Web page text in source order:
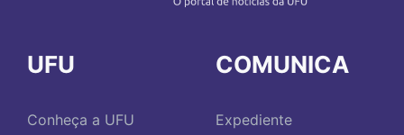
UFU
Conheça a UFU
COMUNICA
Expediente